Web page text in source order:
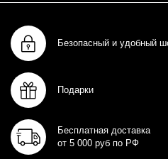
Безопасный и удобный
Подарки
Бесплатная доставка
от 5 000 руб по РФ